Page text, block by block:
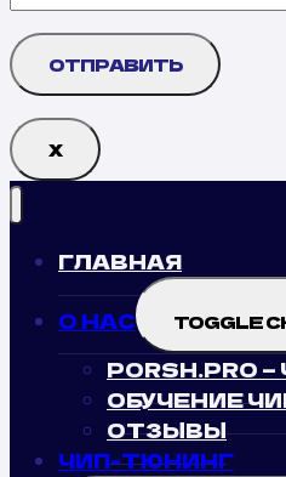
Х
ГЛАВНАЯ
О НАС TOGGLE
PORSH.PRO
ОБУЧЕНИЕ
ОТЗЫВЫ
ЧИП-ТЮНИНГ